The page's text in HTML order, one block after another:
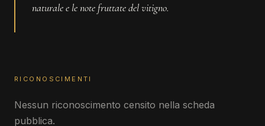
naturale e le note fruttate del vitigno.
RICONOSCIMENTI
Nessun riconoscimento censito nella scheda
pubblica.